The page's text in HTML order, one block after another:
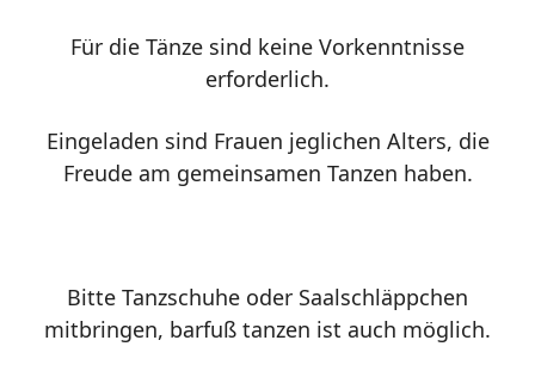
Für die Tänze sind keine Vorkenntnisse
erforderlich.
Eingeladen sind Frauen jeglichen Alters, die
Freude am gemeinsamen Tanzen haben.
Bitte Tanzschuhe oder Saalschläppchen
mitbringen, barfuß tanzen ist auch möglich.